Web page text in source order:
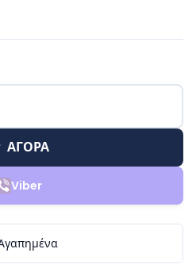
ΑΓΟΡΑ
Viber